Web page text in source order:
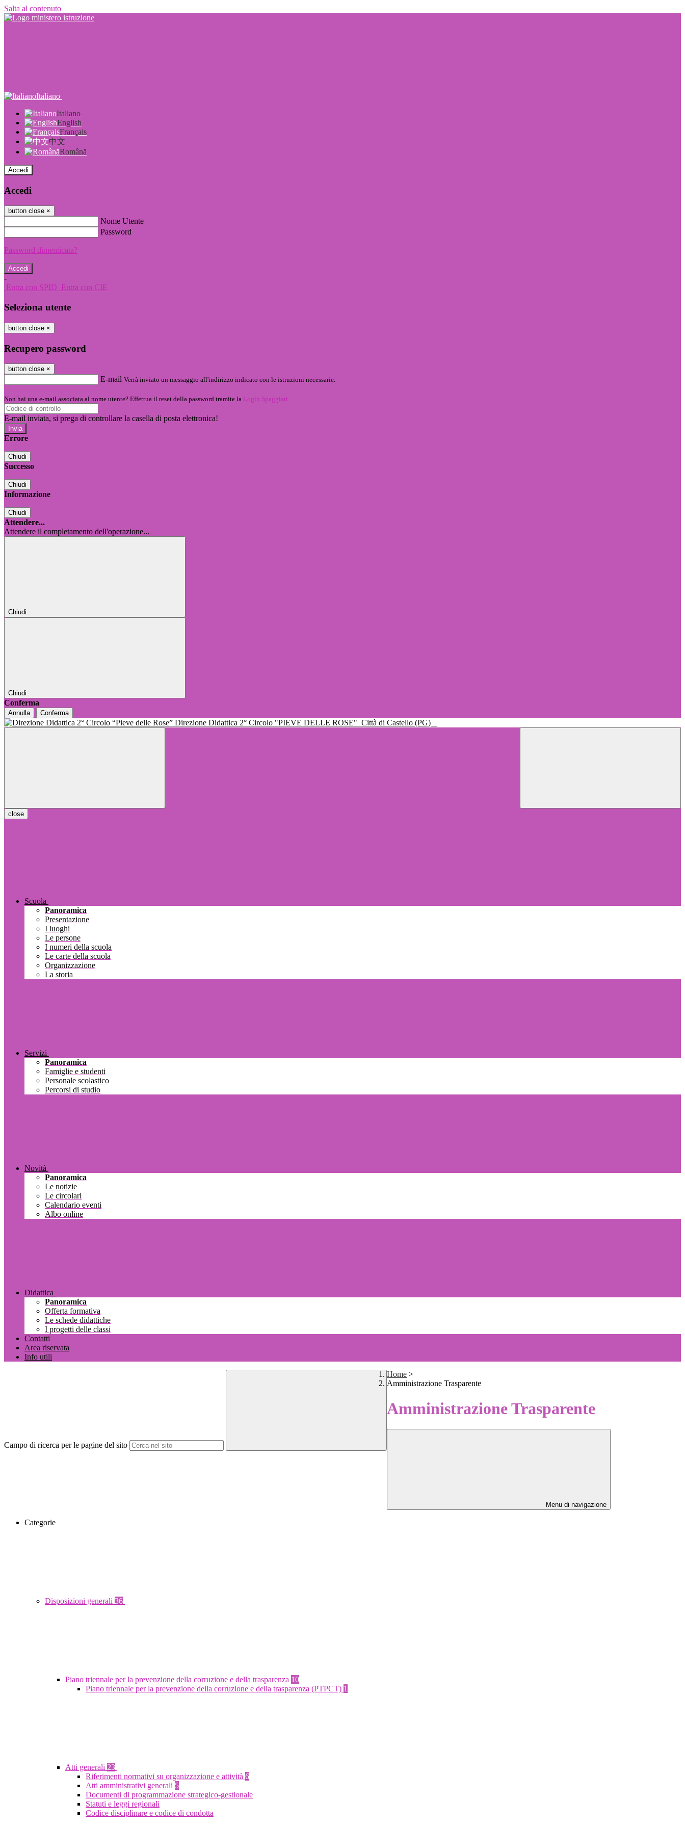
Salta al contenuto
Italiano
Italiano
English
Français
中文
Română
Accedi
Accedi
button close ×
Nome Utente
Password
Password dimenticata?
-
Entra con SPID Entra con CIE
Seleziona utente
button close ×
Recupero password
button close ×
E-mail Verrà inviato un messaggio all'indirizzo indicato con le istruzioni necessarie.
Non hai una e-mail associata al nome utente? Effettua il reset della password tramite la Login Spaggiari
E-mail inviata, si prega di controllare la casella di posta elettronica!
Errore
Chiudi
Successo
Chiudi
Informazione
Chiudi
Attendere...
Attendere il completamento dell'operazione...
Chiudi
Chiudi
Conferma
Annulla Conferma
Direzione Didattica 2° Circolo "PIEVE DELLE ROSE" Città di Castello (PG)
close
Scuola
Panoramica
Presentazione
I luoghi
Le persone
I numeri della scuola
Le carte della scuola
Organizzazione
La storia
Servizi
Panoramica
Famiglie e studenti
Personale scolastico
Percorsi di studio
Novità
Panoramica
Le notizie
Le circolari
Calendario eventi
Albo online
Didattica
Panoramica
Offerta formativa
Le schede didattiche
I progetti delle classi
Contatti
Area riservata
Info utili
Campo di ricerca per le pagine del sito
Home >
Amministrazione Trasparente
Amministrazione Trasparente
Menu di navigazione
Categorie
Disposizioni generali 36
Piano triennale per la prevenzione della corruzione e della trasparenza 10
Piano triennale per la prevenzione della corruzione e della trasparenza (PTPCT) 1
Atti generali 23
Riferimenti normativi su organizzazione e attività 6
Atti amministrativi generali 5
Documenti di programmazione strategico-gestionale
Statuti e leggi regionali
Codice disciplinare e codice di condotta